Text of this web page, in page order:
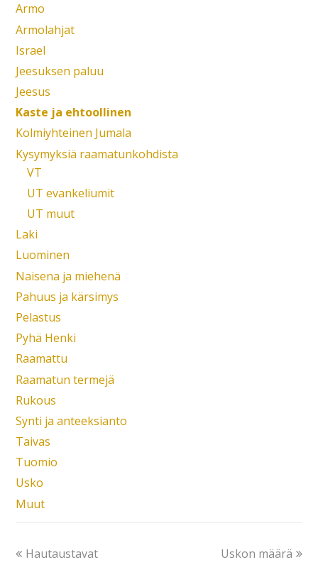
Armo
Armolahjat
Israel
Jeesuksen paluu
Jeesus
Kaste ja ehtoollinen
Kolmiyhteinen Jumala
Kysymyksiä raamatunkohdista
VT
UT evankeliumit
UT muut
Laki
Luominen
Naisena ja miehenä
Pahuus ja kärsimys
Pelastus
Pyhä Henki
Raamattu
Raamatun termejä
Rukous
Synti ja anteeksianto
Taivas
Tuomio
Usko
Muut
Hautaustavat Uskon määrä